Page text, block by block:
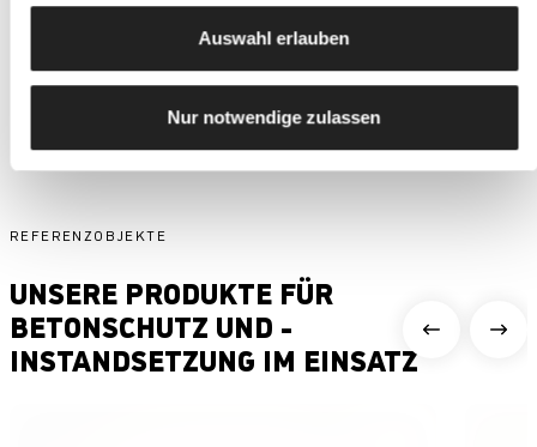
Auswahl erlauben
Nur notwendige zulassen
pdf | 226,0 KB
REFERENZOBJEKTE
UNSERE PRODUKTE FÜR
BETONSCHUTZ UND -
INSTANDSETZUNG IM EINSATZ